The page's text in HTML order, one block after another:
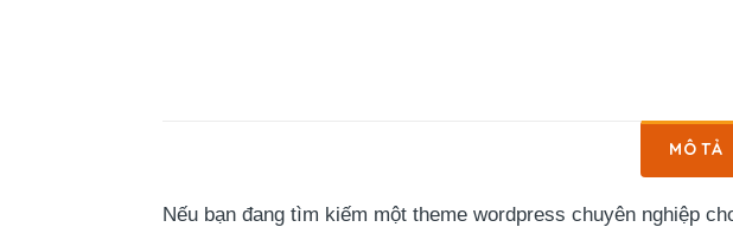
MÔ TẢ
Nếu bạn đang tìm kiếm một theme wordpress chuyên nghiệp